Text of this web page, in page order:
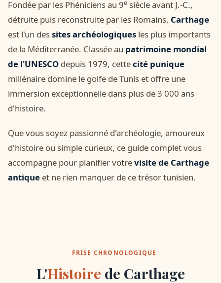
Fondée par les Phéniciens au 9e siècle avant J.-C.,
détruite puis reconstruite par les Romains, Carthage
est l'un dessites archéologiques les plus importants
de la Méditerranée. Classée au patrimoine mondial
de l'UNESCO depuis 1979, cettecité punique
millénaire domine le golfe de Tunis et offre une
immersion exceptionnelle dans plus de 3 000 ans
d'histoire.
Que vous soyez passionné d'archéologie, amoureux
d'histoire ou simple curieux, ce guide complet vous
accompagne pour planifier votrevisite de Carthage
antique et ne rien manquer de ce trésor tunisien.
FRISE CHRONOLOGIQUE
L'Histoire de Carthage